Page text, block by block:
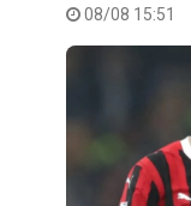
08/08 15:51